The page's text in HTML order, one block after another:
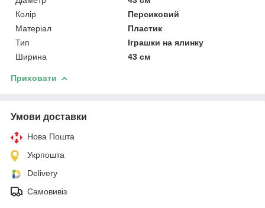
Колір
Персиковий
Матеріал
Пластик
Тип
Іграшки на ялинку
Ширина
43 см
Приховати
Умови доставки
Нова Пошта
Укрпошта
Delivery
Самовивіз